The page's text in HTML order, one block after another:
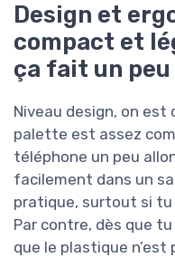
Design et
compact et
ça fait un peu
Niveau design, on est
palette est assez
téléphone un peu
facilement dans un
pratique, surtout si tu
Par contre, dès que
que le plastique n’est